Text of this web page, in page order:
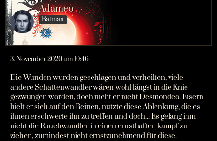
Adameo
Batman
3. November 2020 um 10:46
Die Wunden wurden geschlagen und verheilten, viele
andere Schattenwandler wären wohl längst in die Knie
gezwungen worden, doch nicht er nicht Desmondeo. Eisern
hielt er sich auf den Beinen, nutzte diese Ablenkung, die es
ihnen erschwerte ihn zu treffen und doch... Es gelang ihm
nicht die Rauchwandler in einen ernsthaften kampf zu
ziehen, zumindest nicht ernstzunehmend für diese.